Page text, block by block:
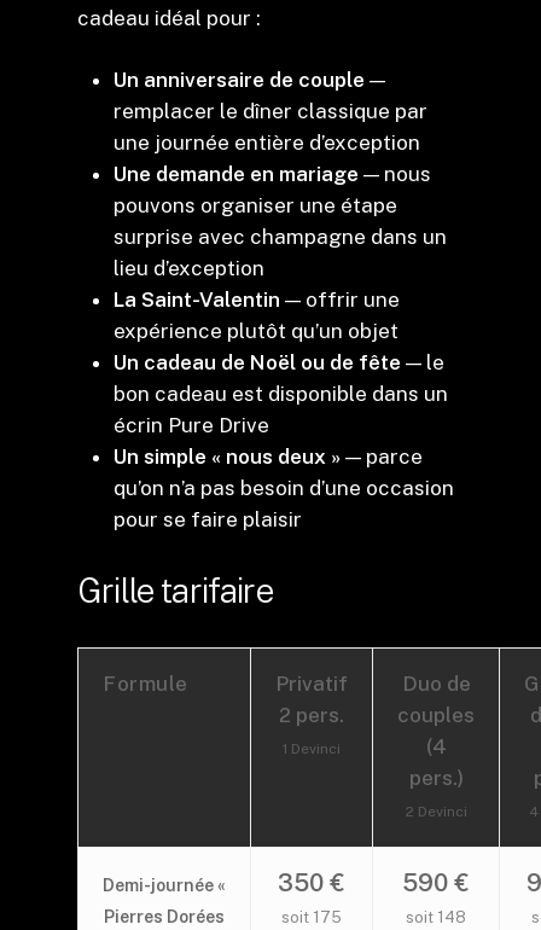
cadeau idéal pour :
Un anniversaire de couple —
remplacer le dîner classique par
une journée entière d’exception
Une demande en mariage — nous
pouvons organiser une étape
surprise avec champagne dans un
lieu d’exception
La Saint-Valentin — offrir une
expérience plutôt qu’un objet
Un cadeau de Noël ou de fête — le
bon cadeau est disponible dans un
écrin Pure Drive
Un simple « nous deux » — parce
qu’on n’a pas besoin d’une occasion
pour se faire plaisir
Grille tarifaire
Formule
Privatif
2 pers.
1 Devinci
Duo de
couples
(4
pers.)
2 Devinci 4
Demi-journée «
Pierres Dorées
350 €
soit 175
590 €
soit 148